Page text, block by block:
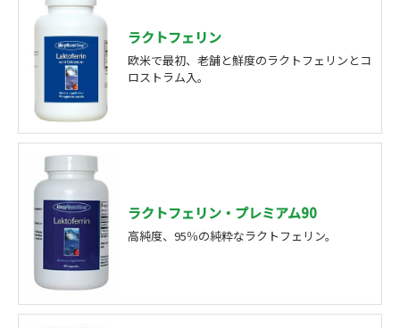
ラクトフェリン
欧米で最初、老舗と鮮度のラクトフェリンとコ
ロストラム入。
ラクトフェリン・プレミアム90
高純度、95％の純粋なラクトフェリン。